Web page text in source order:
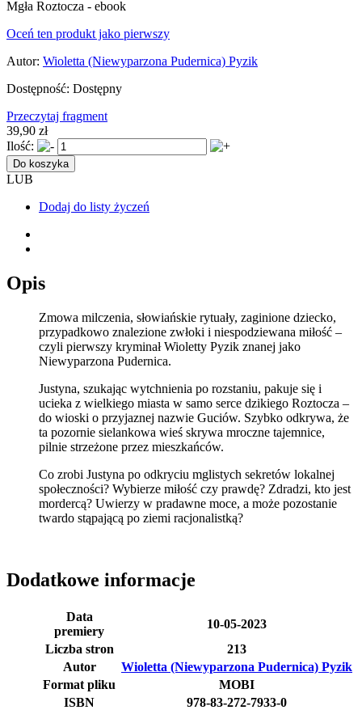
Mgła Roztocza - ebook
Oceń ten produkt jako pierwszy
Autor: Wioletta (Niewyparzona Pudernica) Pyzik
Dostępność: Dostępny
Przeczytaj fragment
39,90 zł
Ilość:
Do koszyka
LUB
Dodaj do listy życzeń
Opis
Zmowa milczenia, słowiańskie rytuały, zaginione dziecko,
przypadkowo znalezione zwłoki i niespodziewana miłość –
czyli pierwszy kryminał Wioletty Pyzik znanej jako
Niewyparzona Pudernica.
Justyna, szukając wytchnienia po rozstaniu, pakuje się i
ucieka z wielkiego miasta w samo serce dzikiego Roztocza –
do wioski o przyjaznej nazwie Guciów. Szybko odkrywa, że
ta pozornie sielankowa wieś skrywa mroczne tajemnice,
pilnie strzeżone przez mieszkańców.
Co zrobi Justyna po odkryciu mglistych sekretów lokalnej
społeczności? Wybierze miłość czy prawdę? Zdradzi, kto jest
mordercą? Uwierzy w pradawne moce, a może pozostanie
twardo stąpającą po ziemi racjonalistką?
Dodatkowe informacje
Data
premiery
10-05-2023
Liczba stron
213
Autor
Wioletta (Niewyparzona Pudernica) Pyzik
Format pliku
MOBI
ISBN
978-83-272-7933-0